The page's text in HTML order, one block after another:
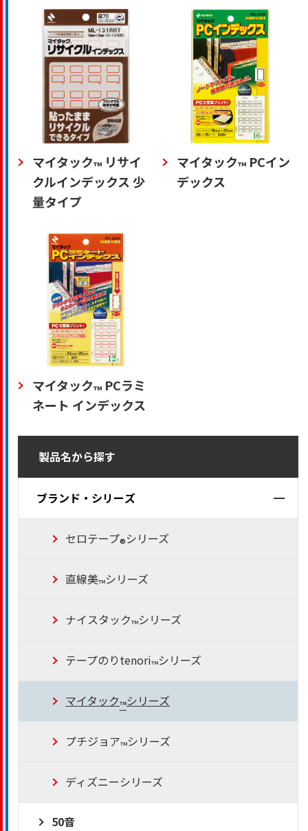
マイタック™リサイ
クルインデックス 少
量タイプ
マイタック™PCイン
デックス
マイタック™PCラミ
ネート インデックス
製品名から探す
ブランド・シリーズ
セロテープ®シリーズ
直線美™シリーズ
ナイスタック™シリーズ
テープのりtenori™シリーズ
マイタック™シリーズ
プチジョア™シリーズ
ディズニーシリーズ
50音